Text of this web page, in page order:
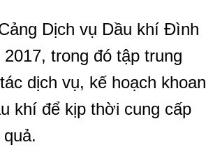
Dịch vụ Dầu khí Đình
trong đó tập trung
dịch vụ, kế hoạch khoan
khí để kịp thời cung cấp